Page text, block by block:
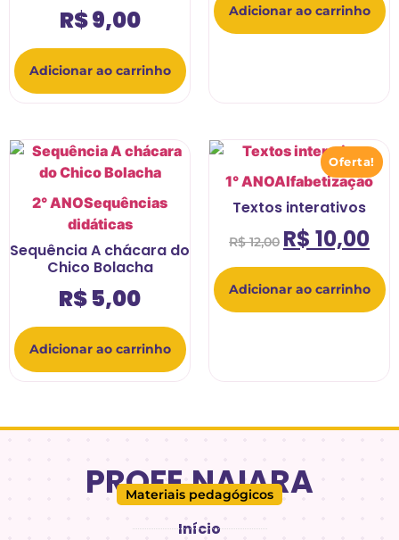
R$9,00
Adicionar ao carrinho
Adicionar ao carrinho
2° ANOSequências
didáticas
Sequência A chácara do
Chico Bolacha
R$5,00
Adicionar ao carrinho
Oferta!
1° ANOAlfabetização
Textos interativos
R$12,00 R$ 10,00
Adicionar ao carrinho
PROFE.NAIARA
Materiais pedagógicos
Início